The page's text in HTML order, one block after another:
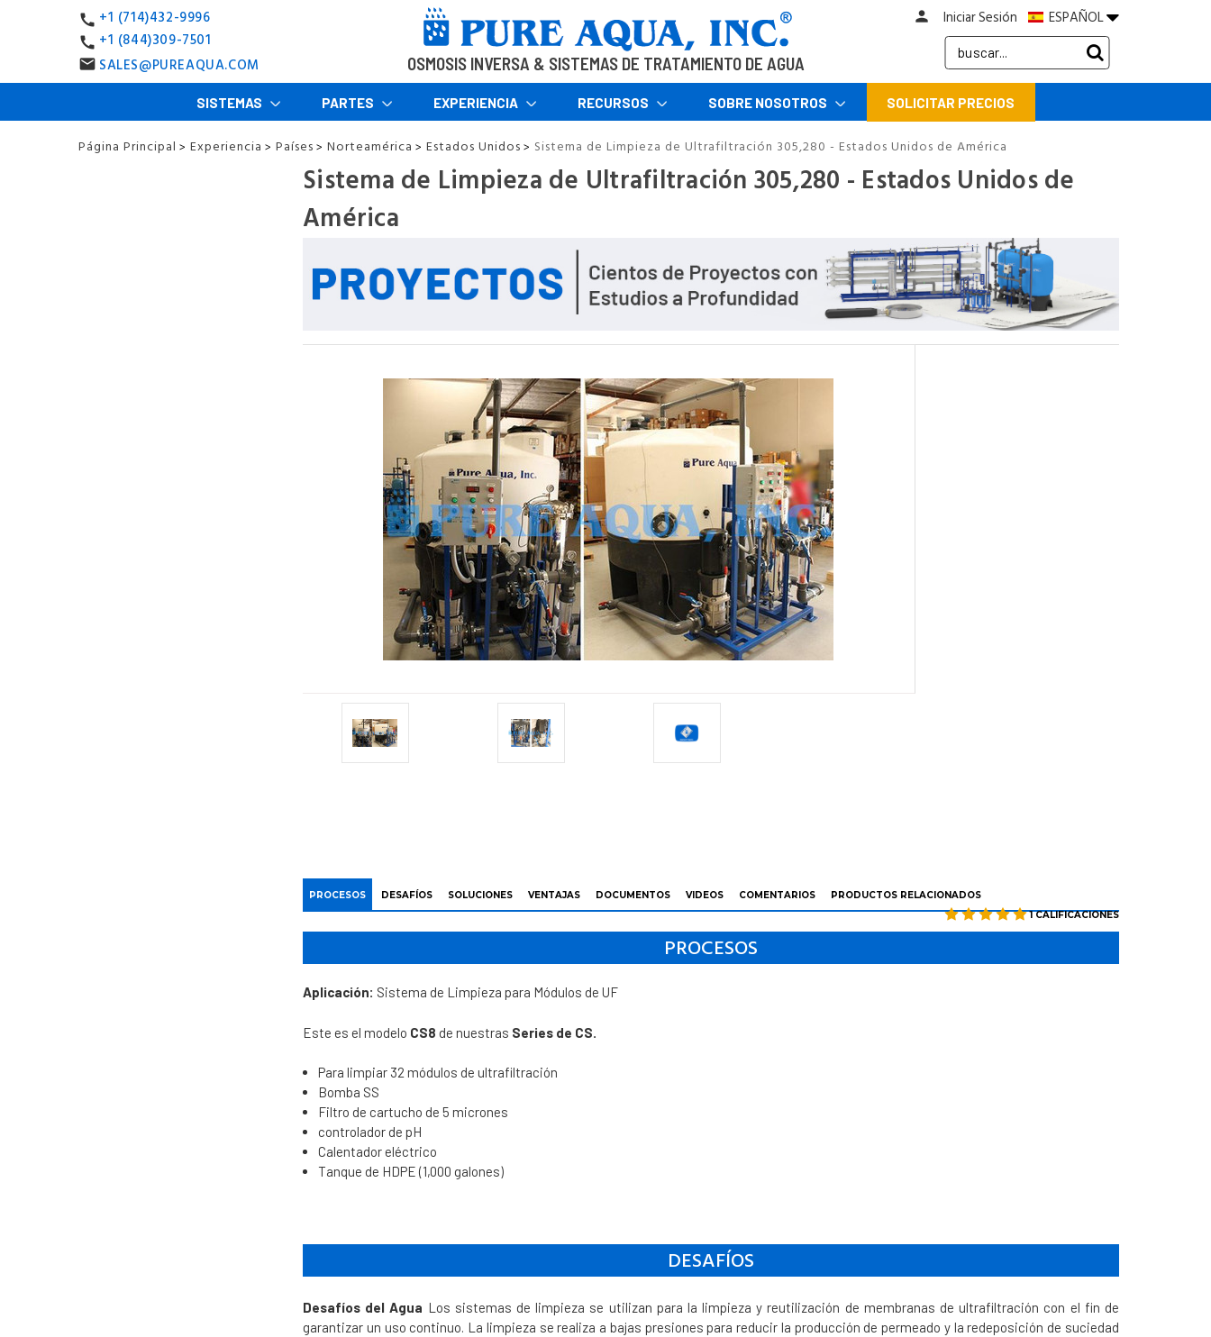
call +1 (714)432-9996
call +1 (844)309-7501
email SALES@PUREAQUA.COM OSMOSIS INVERSA & SISTEMAS DE TRATAMIENTO DE AGUA
person Iniciar Sesión ESPAÑOL
Search
Keyword:
SISTEMAS PARTES EXPERIENCIA RECURSOS SOBRE NOSOTROS SOLICITAR PRECIOS
Página Principal > Experiencia > Países > Norteamérica > Estados Unidos > Sistema de Limpieza de Ultrafiltración 305,280 - Estados Unidos de América
Sistema de Limpieza de Ultrafiltración 305,280 - Estados Unidos de
América
PROCESOS DESAFÍOS SOLUCIONES VENTAJAS DOCUMENTOS VIDEOS COMENTARIOS
PRODUCTOS RELACIONADOS
1 CALIFICACIONES
PROCESOS
Aplicación: Sistema de Limpieza para Módulos de UF
Este es el modelo CS8 de nuestras Series de CS.
Para limpiar 32 módulos de ultrafiltración
Bomba SS
Filtro de cartucho de 5 micrones
controlador de pH
Calentador eléctrico
Tanque de HDPE (1,000 galones)
DESAFÍOS
Desafíos del Agua Los sistemas de limpieza se utilizan para la limpieza y reutilización de membranas de ultrafiltración con el fin de
garantizar un uso continuo. La limpieza se realiza a bajas presiones para reducir la producción de permeado y la redeposición de suciedad